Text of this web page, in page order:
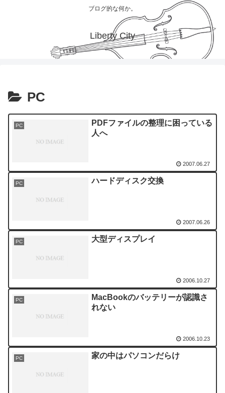
ブログ的な何か。
Liberty City
PC
PC
PDFファイルの整理に困っている
人へ
2007.06.27
PC ハードディスク交換
2007.06.26
PC 大型ディスプレイ
2006.10.27
PC
MacBookのバッテリーが認識さ
れない
2006.10.23
PC 家の中はパソコンだらけ